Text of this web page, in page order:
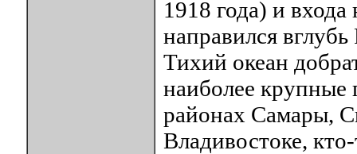
1918 года) и
направился
Тихий океан
наиболее крупные
районах Самары,
Владивостоке,